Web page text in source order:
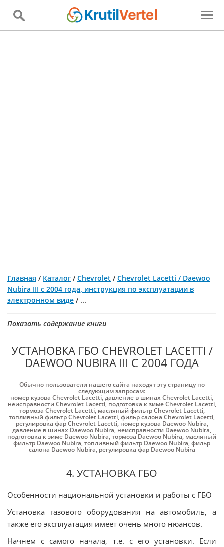
Главная / Каталог /Chevrolet /Chevrolet Lacetti / Daewoo
Nubira III с 2004 года, инструкция по эксплуатации в
электронном виде / ...
Показать содержание книги
УСТАНОВКА ГБО CHEVROLET LACETTI /
DAEWOO NUBIRA III С 2004 ГОДА
Обычно пользователи нашего сайта находят эту страницу по
следующим запросам:
номер кузова Chevrolet Lacetti,давление в шинах Chevrolet Lacetti,
неисправности Chevrolet Lacetti, подготовка к зиме Chevrolet Lacetti,
тормоза Chevrolet Lacetti, масляный фильтр Chevrolet Lacetti,
топливный фильтр Chevrolet Lacetti,фильр салона Chevrolet Lacetti,
регулировка фар Chevrolet Lacetti, номер кузова Daewoo Nubira,
давление в шинах Daewoo Nubira, неисправности Daewoo Nubira,
подготовка к зиме Daewoo Nubira,тормоза Daewoo Nubira, масляный
фильтр Daewoo Nubira,топливный фильтр Daewoo Nubira,фильр
салона Daewoo Nubira, регулировка фар Daewoo Nubira
4. УСТАНОВКА ГБО
Особенности национальной установки и работы с ГБО
Установка газового оборудования на автомобиль, а
также его эксплуатация имеет очень много нюансов.
Начнем с самого начала, т.е. с его установки. Если